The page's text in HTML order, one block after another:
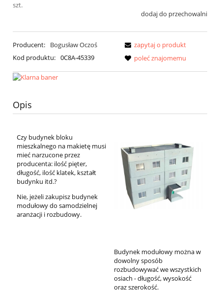
szt.
dodaj do przechowalni
Producent:
Bogusław Oczoś
Kod produktu: 0C8A-45339
zapytaj o produkt
poleć znajomemu
Opis
Czy budynek bloku
mieszkalnego na makietę musi
mieć narzucone przez
producenta: ilość pięter,
długość, ilość klatek, kształt
budynku itd.?
Nie, jeżeli zakupisz budynek
modułowy do samodzielnej
aranżacji i rozbudowy.
Budynek modułowy można w
dowolny sposób
rozbudowywać we wszystkich
osiach - długość, wysokość
oraz szerokość.